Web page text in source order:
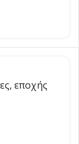
εποχής